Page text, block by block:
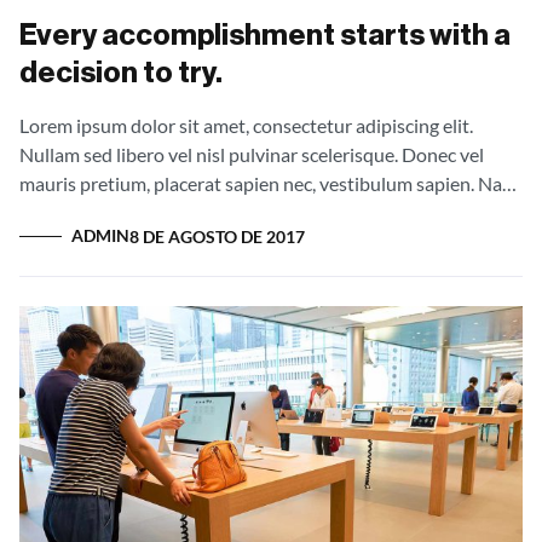
Proin at quam sit amet magna tincidunt rutrum vel at mauris.
Every accomplishment starts with a
decision to try.
Lorem ipsum dolor sit amet, consectetur adipiscing elit.
Nullam sed libero vel nisl pulvinar scelerisque. Donec vel
mauris pretium, placerat sapien nec, vestibulum sapien. Nam
mauris tellus. Vestibulum orci ipsum, feugiat eu purus sit
et mollis tincidunt, tortor ante efficitur lectus, id efficitur
ipsum nibh eleifend nunc. Aliquam erat volutpat. Donec
luctus sollicitudin lacinia. Proin magna erat, sodales in dui
eget, varius rutrum erat. Sed vitae neque accumsan, laoreet
ipsum eu, facilisis dolor. In leo nunc, rhoncus quis venenatis a,
iaculis ut lacus. Proin ligula eros, ullamcorper at quam vitae,
commodo accumsan lectus. Morbi vehicula vehicula nulla, a
molestie ex iaculis id. Nulla sapien enim, ultrices ac interdum
ADMIN8 DE AGOSTO DE 2017